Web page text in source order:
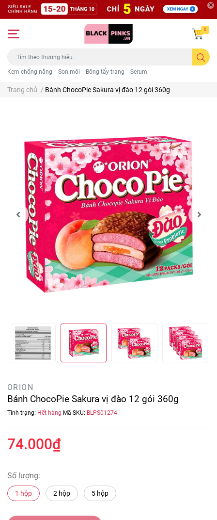
Kem chống nắng Son môi Bông tẩy trang Serum
0
Trang chủ / Bánh ChocoPie Sakura vị đào 12 gói 360g
ORION
Bánh ChocoPie Sakura vị đào 12 gói 360g
Tình trạng: Hết hàng Mã SKU: BLPS01274
74.000₫
Số lượng:
1 hộp 2 hộp 5 hộp